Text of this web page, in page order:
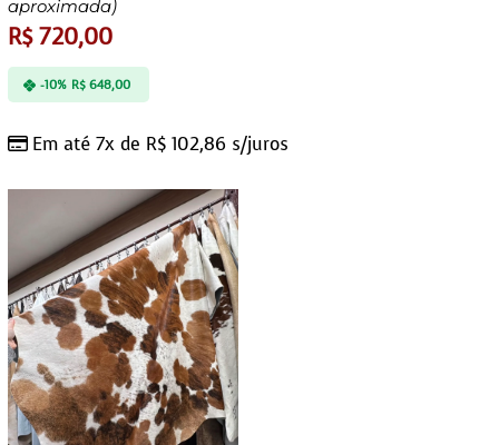
aproximada)
R$720,00
Em até 7x de R$ 102,86 s/juros
-10% R$648,00